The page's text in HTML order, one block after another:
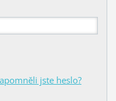
jste heslo?